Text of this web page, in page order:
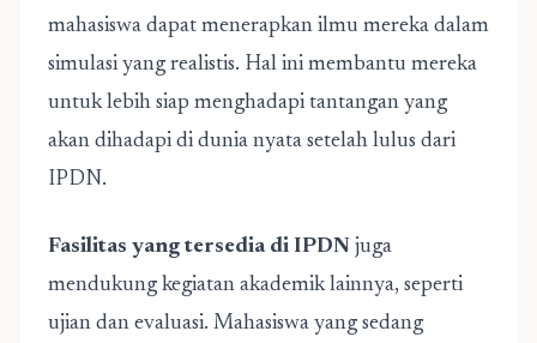
mahasiswa dapat menerapkan ilmu mereka dalam
simulasi yang realistis. Hal ini membantu mereka
untuk lebih siap menghadapi tantangan yang
akan dihadapi di dunia nyata setelah lulus dari
IPDN.
Fasilitas yang tersedia di IPDN juga
mendukung kegiatan akademik lainnya, seperti
ujian dan evaluasi. Mahasiswa yang sedang